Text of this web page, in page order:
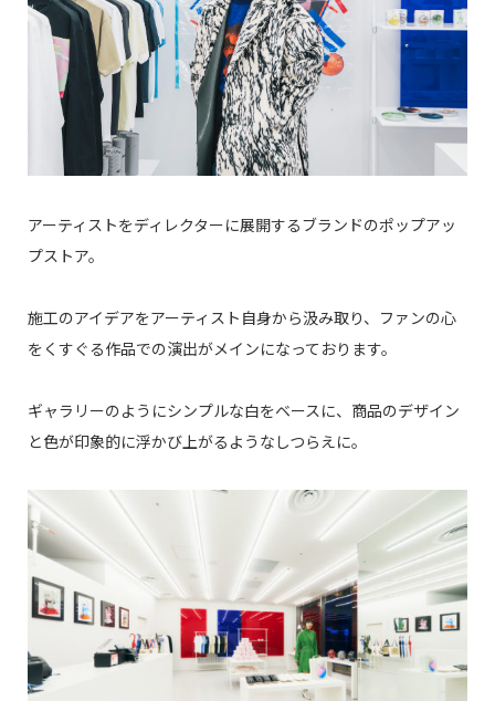
アーティストをディレクターに展開するブランドのポップアッ
プストア。
施工のアイデアをアーティスト自身から汲み取り、ファンの心
をくすぐる作品での演出がメインになっております。
ギャラリーのようにシンプルな白をベースに、商品のデザイン
と色が印象的に浮かび上がるようなしつらえに。